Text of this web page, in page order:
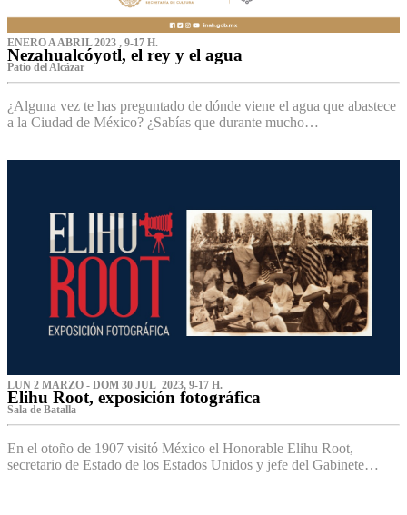
ENERO A ABRIL 2023 , 9-17 H.
Nezahualcóyotl, el rey y el agua
Patio del Alcázar
¿Alguna vez te has preguntado de dónde viene el agua que abastece
a la Ciudad de México? ¿Sabías que durante mucho…
LUN 2 MARZO - DOM 30 JUL 2023, 9-17 H.
Elihu Root, exposición fotográfica
Sala de Batalla
En el otoño de 1907 visitó México el Honorable Elihu Root,
secretario de Estado de los Estados Unidos y jefe del Gabinete…